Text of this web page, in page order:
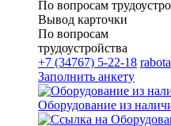
По вопросам
Вывод карточки
По вопросам
трудоустройства
+7 (34767) 5-22-18
Заполнить анкету
Оборудование из